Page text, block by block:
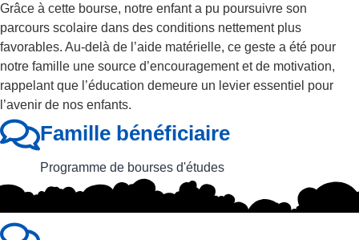
Grâce à cette bourse, notre enfant a pu poursuivre son
parcours scolaire dans des conditions nettement plus
favorables. Au-delà de l’aide matérielle, ce geste a été pour
notre famille une source d’encouragement et de motivation,
rappelant que l’éducation demeure un levier essentiel pour
l’avenir de nos enfants.
Famille bénéficiaire
Programme de bourses d'études